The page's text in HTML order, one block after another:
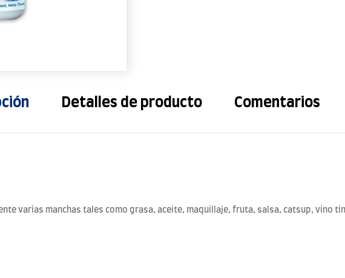
Detalles de producto Comentarios
varias manchas tales como grasa, aceite, maquillaje, fruta, salsa, catsup, vino